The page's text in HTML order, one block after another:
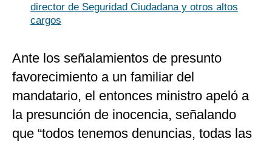
director de Seguridad Ciudadana y otros altos
cargos
Ante los señalamientos de presunto
favorecimiento a un familiar del
mandatario, el entonces ministro apeló a
la presunción de inocencia, señalando
que “todos tenemos denuncias, todas las